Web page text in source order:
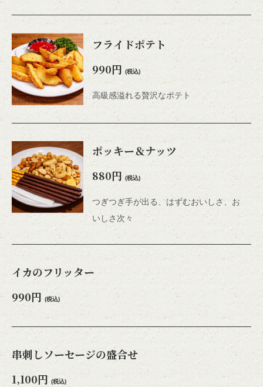
フライドポテト
990円 (税込)
高級感溢れる贅沢なポテト
ポッキー＆ナッツ
880円 (税込)
つぎつぎ手が出る、はずむおいしさ、お
いしさ次々
イカのフリッター
990円 (税込)
串刺しソーセージの盛合せ
1,100円 (税込)
この店舗情報をシェアする
料理 | LIVE HOUSE SENDAI KENTO'S
宮城県仙台市青葉区国分町２－１０－２３ 丸伊プラザ６Ｆ
https://kentos-sendai.owst.jp/foods
お店情報をコピー
閉じる